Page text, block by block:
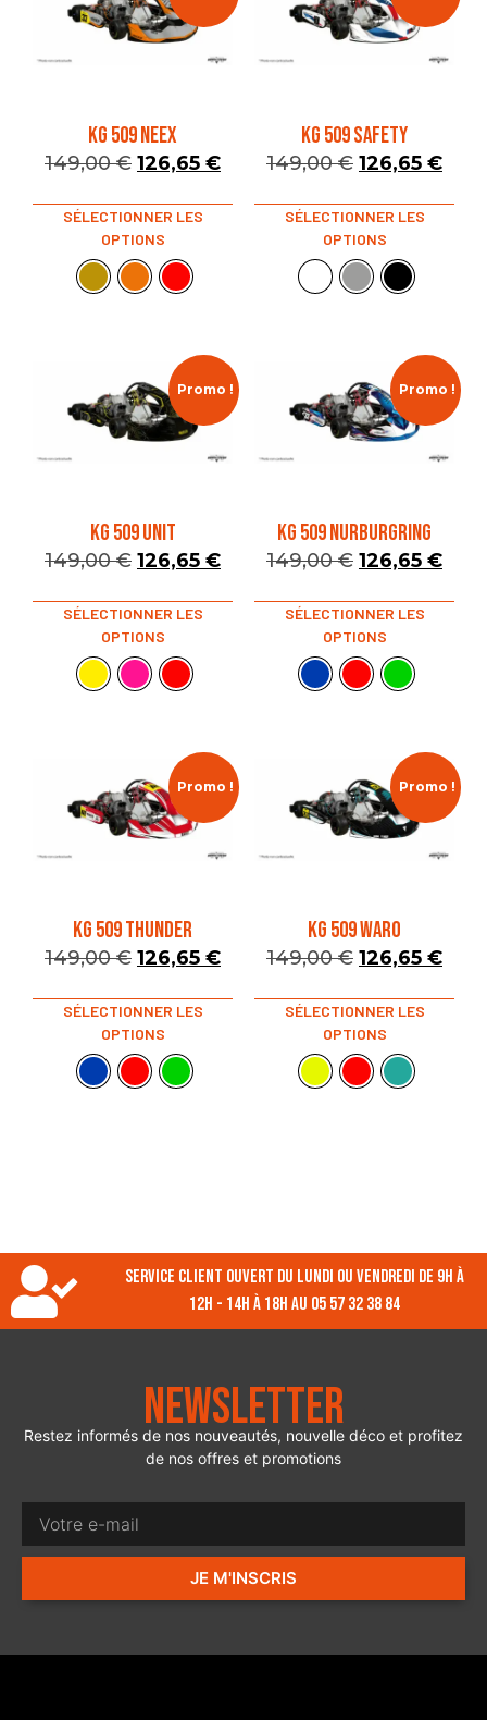
KG 509 NEEX
149,00€ 126,65 €
SÉLECTIONNER LES
OPTIONS
KG 509 SAFETY
149,00€ 126,65 €
SÉLECTIONNER LES
OPTIONS
Promo !
KG 509 UNIT
149,00€ 126,65 €
SÉLECTIONNER LES
OPTIONS
Promo !
KG 509 NURBURGRING
149,00€ 126,65 €
SÉLECTIONNER LES
OPTIONS
Promo !
KG 509 THUNDER
149,00€ 126,65 €
SÉLECTIONNER LES
OPTIONS
Promo !
KG 509 WARO
149,00€ 126,65 €
SÉLECTIONNER LES
OPTIONS
Service client ouvert du lundi ou vendredi de 9h à
12h - 14h à 18h au 05 57 32 38 84
Newsletter
Restez informés de nos nouveautés, nouvelle déco et profitez
de nos offres et promotions
JE M'INSCRIS